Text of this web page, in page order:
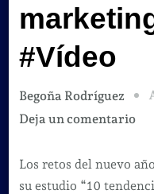
#Vídeo
Begoña Rodríguez
Deja un comentarioen
Los retos del nuevo
su estudio “10